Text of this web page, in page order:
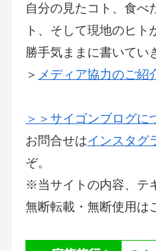
自分の見たコト、食べ
ト、そして現地のヒト
勝手気ままに書いてい
＞ メディア協力のご紹
＞＞サイゴンブログに
お問合せはインスタグ
ぞ。
※当サイトの内容、テ
無断転載・無断使用は